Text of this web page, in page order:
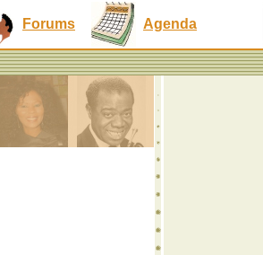
Forums Agenda